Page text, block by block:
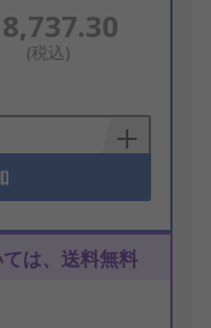
8,737.30
(税込)
は、送料無料